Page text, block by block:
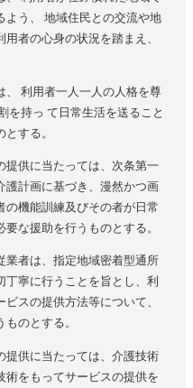
よう、 地域住民との交流や地
者の心身の状況を踏まえ、
利用者一人一人の人格を尊
を持っ て日常生活を送ること
する。
供に当たっては、次条第一
護計画に基づき、漫然かつ画
の機能訓練及びその者が日常
な援助を行うものとする。
者は、指定地域密着型通所
寧に行うことを旨とし、利
スの提供方法等について、
のとする。
供に当たっては、介護技術
術をもってサービスの提供を